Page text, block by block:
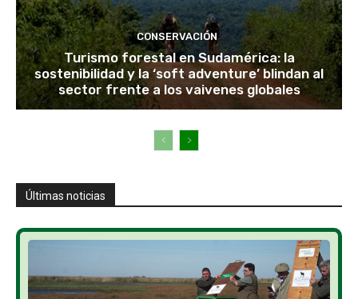
CONSERVACIÓN
Turismo forestal en Sudamérica: la
sostenibilidad y la ‘soft adventure’ blindan al
sector frente a los vaivenes globales
Últimas noticias